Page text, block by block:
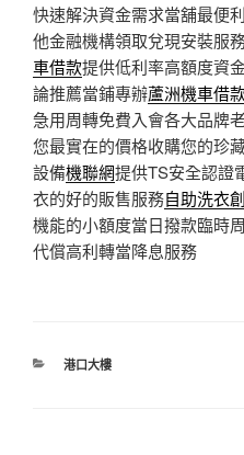
快速解決資金需求當舖最便
他金融機構領取兌現安裝服
車借款提供低利率高額度資
論推薦當鋪專辦蘆洲機車借
急用周轉免費入會各大品牌
您最實在的價格收購您的珍
設備機聯網提供TS安全認證
衣的好的販售服務自助洗衣
機能的小額度當日撥款臨時
代償高利轉當降息服務
分
港口大樓